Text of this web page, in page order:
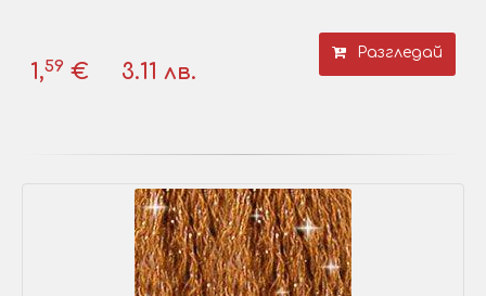
1,59 € 3.11 лв.
Разгледай